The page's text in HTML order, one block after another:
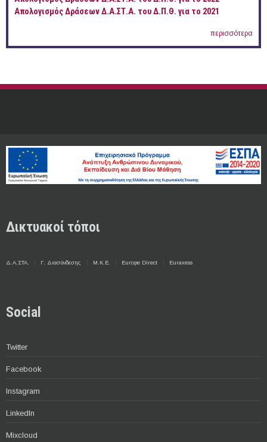
Απολογισμός Δράσεων Δ.Α.ΣΤ.Α. του Δ.Π.Θ. για το 2021
περισσότερα
Δικτυακοί τόποι
Δ.Α.ΣΤΑ. Γ. Διασύνδεσης Μ.Κ.Ε. Europe Direct Euraxess
Social
Twitter
Facebook
Instagram
LinkedIn
Mixcloud